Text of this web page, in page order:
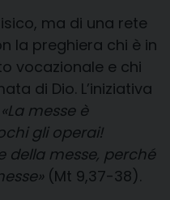
ma di una rete
la preghiera chi è in
vocazionale e chi
di Dio. L’iniziativa
«La messe è
gli operai!
della messe, perché
(Mt 9,37-38).